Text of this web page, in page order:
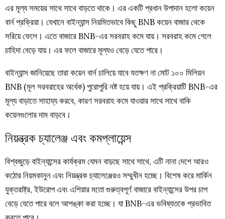
এর মূল্য সময়ের সাথে সাথে বাড়তে থাকে। এর একটি প্রধান উপাদান হলো কয়েন
বার্ন প্রক্রিয়া। যেখানে বাইন্যান্স নিয়মিতভাবে কিছু BNB কয়েন বাজার থেকে
সরিয়ে ফেলে। এতে বাজারে BNB-এর সরবরাহ কমে যায়। সরবরাহ কমে গেলে
চাহিদা বেড়ে যায়। এর ফলে বাজারে মূল্যও বেড়ে যেতে পারে।
বাইন্যান্স জানিয়েছে তারা কয়েন বার্ন চালিয়ে যাবে যতক্ষণ না মোট ১০০ মিলিয়ন
BNB (মূল সরবরাহের অর্ধেক) পুরোপুরি নষ্ট হয়ে যায়। এই প্রক্রিয়াটি BNB-এর
মূল্য বাড়াতে সাহায্য করবে, কারণ সরবরাহ কমে যাওয়ার সাথে সাথে বাকি
কয়েনগুলোর দাম বাড়বে।
নিয়ন্ত্রক চ্যালেঞ্জ এবং কমপ্লায়েন্স
বিশ্বজুড়ে বাইন্যান্সের কার্যক্রম যেমন বাড়ছে সাথে সাথে, এটি নানা দেশে আরও
কঠোর নিয়মকানুন এবং নিয়ন্ত্রক চ্যালেঞ্জেরও সম্মুখীন হচ্ছে। বিশেষ করে মার্কিন
যুক্তরাষ্ট্র, ইউরোপ এবং এশিয়ার মতো গুরুত্বপূর্ণ বাজারে বাইন্যান্সের উপর চাপ
বেড়ে যেতে পারে বলে আশঙ্কা করা হচ্ছে। যা BNB-এর ভবিষ্যতকে প্রভাবিত